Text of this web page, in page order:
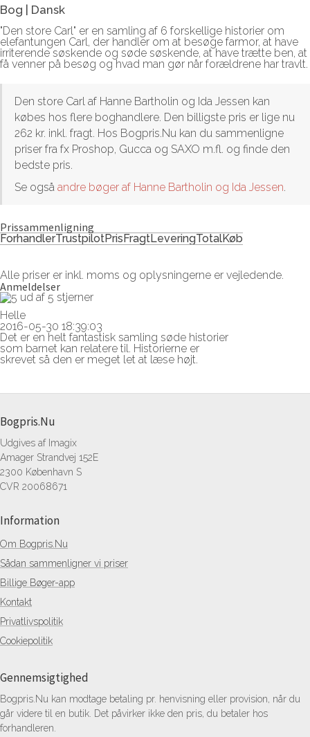
Bog Dansk
"Den store Carl" er en samling af 6 forskellige historier om
elefantungen Carl, der handler om at besøge farmor, at have
irriterende søskende og søde søskende, at have trætte ben, at
få venner på besøg og hvad man gør når forældrene har travlt.
Den store Carl af Hanne Bartholin og Ida Jessen kan
købes hos flere boghandlere. Den billigste pris er lige nu
262 kr. inkl. fragt. Hos Bogpris.Nu kan du sammenligne
priser fra fx Proshop, Gucca og SAXO m.fl. og finde den
bedste pris.
Se også andre bøger af Hanne Bartholin og Ida Jessen.
Prissammenligning
ForhandlerTrustpilotPris FragtLeveringTotalKøb
Alle priser er inkl. moms og oplysningerne er vejledende.
Anmeldelser
Helle
2016-05-30 18:39:03
Det er en helt fantastisk samling søde historier
som barnet kan relatere til. Historierne er
skrevet så den er meget let at læse højt.
Bogpris.Nu
Udgives af Imagix
Amager Strandvej 152E
2300 København S
CVR 20068671
Information
Om Bogpris.Nu
Sådan sammenligner vi priser
Billige Bøger-app
Kontakt
Privatlivspolitik
Cookiepolitik
Gennemsigtighed
Bogpris.Nu kan modtage betaling pr. henvisning eller provision, når du
går videre til en butik. Det påvirker ikke den pris, du betaler hos
forhandleren.